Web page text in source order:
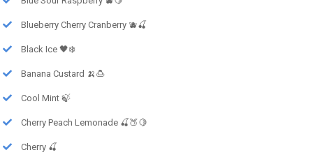
Blueberry Cherry Cranberry 🫐🍒
Black Ice 🖤❄️
Banana Custard 🍌🍮
Cool Mint 🍃
Cherry Peach Lemonade 🍒🍑🍋
Cherry 🍒